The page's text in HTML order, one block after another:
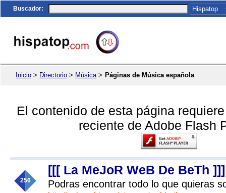
Buscador:
Inicio > Directorio > Música> Páginas de Música española
El contenido de esta página
reciente de Adobe Flash
256
[[[ La MeJoR WeB De BeTh ]]]
Podras encontrar todo lo que quieras